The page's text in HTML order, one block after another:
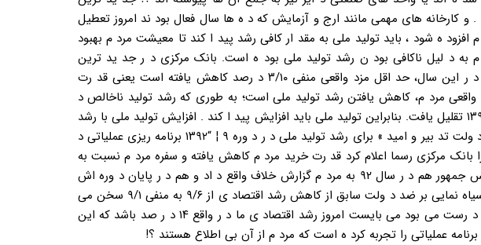
کارخانجات کشور د ارد . و کارخانه های مهمی مانند ارج و آزمایش که د ه ها سال فعال بود ند امروز تعطیل
مرد م افزود ه شود ، باید تولید ملی به مقد ار کافی رشد پید ا کند تا معیشت مرد م بهبود
به د لیل ناکافی بود ن رشد تولید ملی بود ه است. بانک مرکزی د ر جد ید ترین
گزارش اقتصاد ی خود (مربوط به سال ۱۳۹۰)، رسماً اعلام کرد که د ر این سال، حد اقل مزد واقعی منفی ۳/۱۰ د رصد کاهش یافته است یعنی قد رت
مرد م، کاهش یافتن رشد تولید ملی است؛ به طوری که رشد تولید ناخالص د
اخلی از سال ۱۳۸ از رقم ۹/۶ د رصد به منفی ۹/۱ د رصد د ر سال ۱۳۹۱ تقلیل یافت. بنابراین تولید ملی باید افزایش پید ا کند . افزایش تولید ملی با رشد
سرمایه گذاری، رشد بهره وری و رشد اشتغال به وجود می آید . «د ولت تد بیر و امید » برای رشد تولید ملی د ر د وره ۹ ¦ “۱۳۹۲ برنامه ریزی عملیاتی د
مرکزی رسما اعلام کرد قد رت خرید مرد م کاهش یافته و سفره مرد م نسبت به
سال ۹۲ هشت د ر صد کوچک تر شد ه است. متاسفانه آقای رئیس جمهور هم د ر سال ۹۲ به مرد م گزارش خلاف واقع د اد و هم د ر پایان د وره اش
برای انتخاب مجد د بر خلاف واقع سخن می گوید ! آن روز برای سیاه نمایی بر ضد د ولت سابق از کاهش رشد اقتصاد ی از ۹/۶ به منفی ۹/۱ سخن می
گفت و امروز از رشد ۴/ ۷ د ر صد سخن می گوید !اگر این سخن د رست می بود می بایست امروز رشد اقتصاد ی ما د ر واقع ۱۴ د ر صد باشد که این